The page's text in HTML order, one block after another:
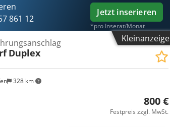
861 12
Jetzt inserieren
*pro Inserat/Monat
Kleinanzeige
328 km
Duplex
800 €
Festpreis zzgl. MwSt.